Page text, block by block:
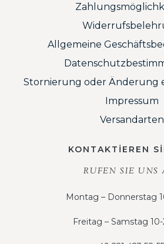
Allgemeine
Stornierung oder Änderung
Impressum
Versandarten
KONTAKTİEREN
RUFEN SIE UNS
Montag – Donnerstag
Freitag – Samstag